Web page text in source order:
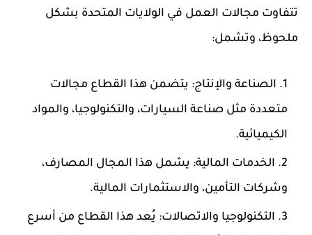
تتفاوت مجالات العمل في الولايات المتحدة بشكل
ملحوظ، وتشمل:
الصناعة والإنتاج: يتضمن هذا القطاع مجالات
متعددة مثل صناعة السيارات، والتكنولوجيا، والمواد
الكيميائية.
الخدمات المالية: يشمل هذا المجال المصارف،
وشركات التأمين، والاستثمارات المالية.
التكنولوجيا والاتصالات: يُعد هذا القطاع من أسرع